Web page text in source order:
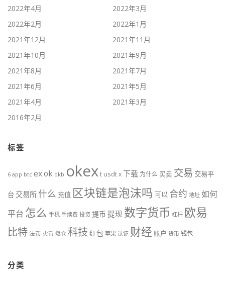
2022年4月
2022年3月
2022年2月
2022年1月
2021年12月
2021年11月
2021年10月
2021年9月
2021年8月
2021年7月
2021年6月
2021年5月
2021年4月
2021年3月
2016年2月
标签
6 app btc exok okb okext usdtx下载 为什么 买卖 交易 交易平
台 交易所 什么 充值 区块链是泡沫吗 可以 合约 地址 如何
平台 怎么 手机 手续费 投资 提币 提现 数字货币 杠杆 欧易
比特法币 火币 爆仓 科技 红包 苹果 认证 财经 账户 货币 钱包
分类